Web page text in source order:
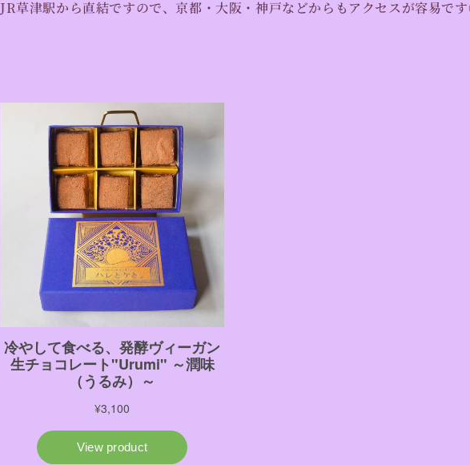
JR草津駅から直結ですので、京都・大阪・神戸などからもアクセスが容易で